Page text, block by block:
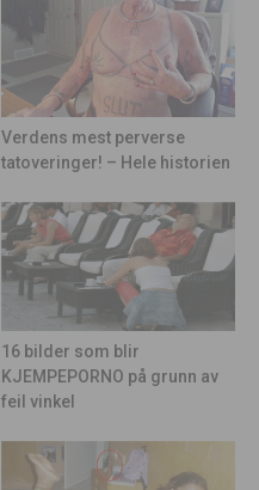
Verdens mest perverse
tatoveringer! – Hele historien
16 bilder som blir
KJEMPEPORNO på grunn av
feil vinkel